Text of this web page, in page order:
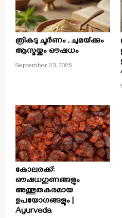
ത്രികടു ചൂർണം , ചുമയ്‌ക്കും
ആസ്മയ്ക്കും ഔഷധം
September 23, 2025
കോലരക്ക്:
ഔഷധഗുണങ്ങളും
അത്ഭുതകരമായ
ഉപയോഗങ്ങളും |
Ayurveda